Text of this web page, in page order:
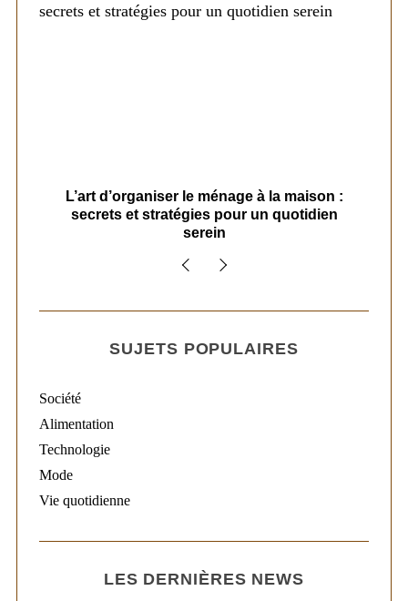
L’art d’organiser le ménage à la maison :
secrets et stratégies pour un quotidien
serein
SUJETS POPULAIRES
Société
Alimentation
Technologie
Mode
Vie quotidienne
LES DERNIÈRES NEWS